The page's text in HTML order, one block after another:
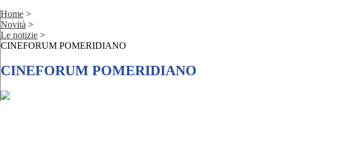
Home >
Novità >
Le notizie >
CINEFORUM POMERIDIANO
CINEFORUM POMERIDIANO